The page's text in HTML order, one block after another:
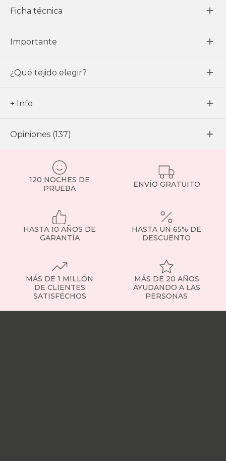
Ficha técnica
Importante
¿Qué tejido elegir?
+ Info
Opiniones (137)
120 NOCHES DE
PRUEBA
ENVÍO GRATUITO
HASTA 10 AÑOS DE
GARANTÍA
HASTA UN 65% DE
DESCUENTO
MÁS DE 1 MILLÓN
DE CLIENTES
SATISFECHOS
MÁS DE 20 AÑOS
AYUDANDO A LAS
PERSONAS